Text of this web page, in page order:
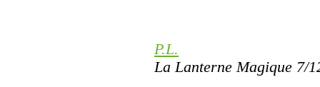
P.L.
La Lanterne Magique 7/